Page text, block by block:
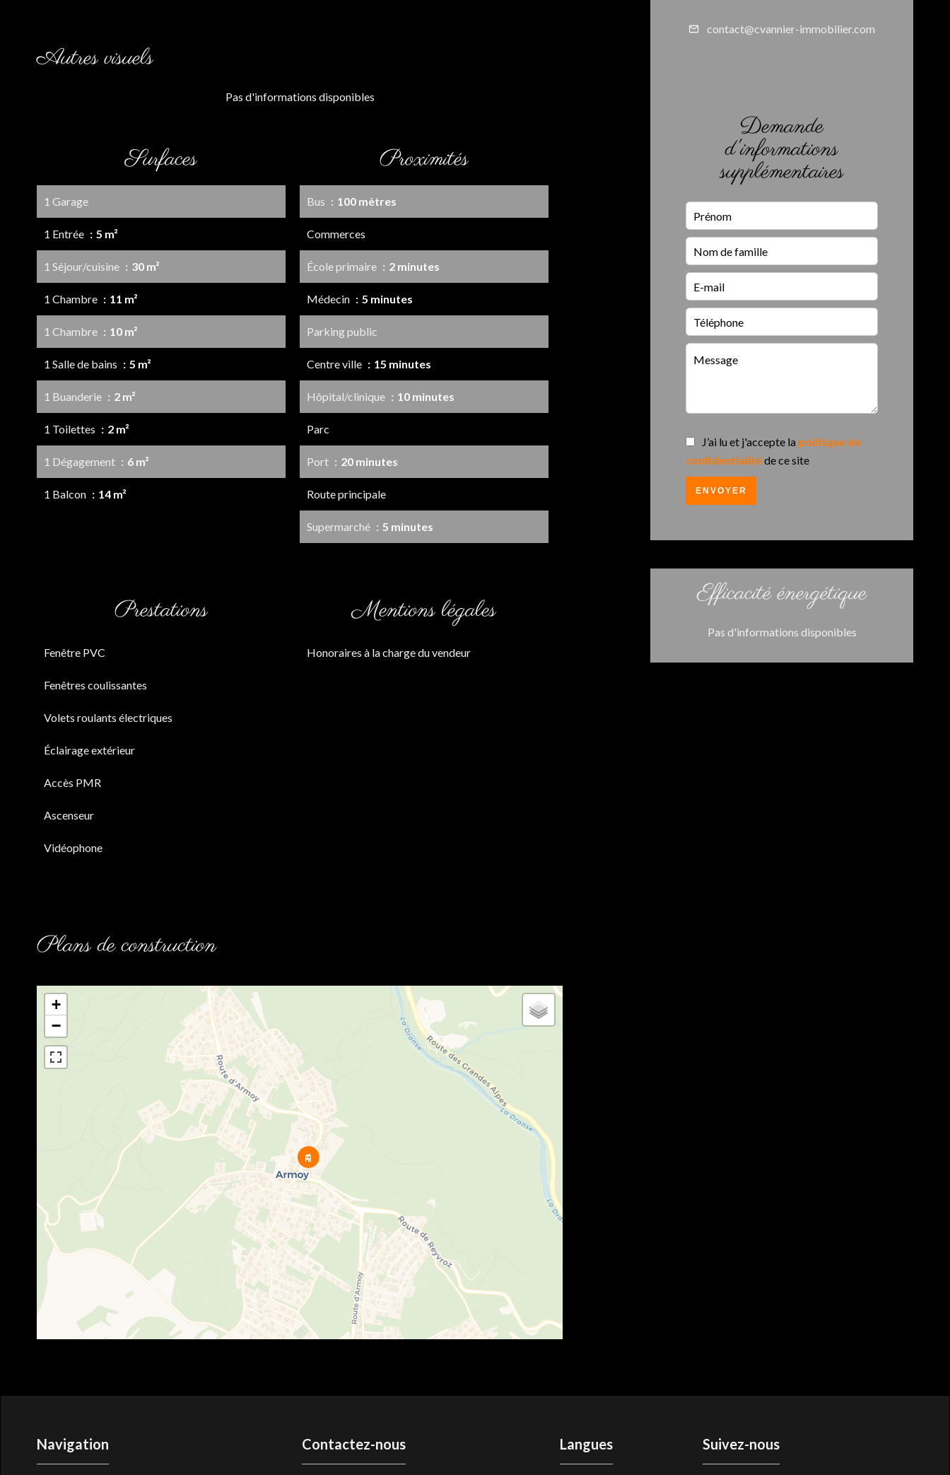
Autres visuels
Pas d'informations disponibles
Surfaces
1 Garage
1 Entrée 5 m²
1 Séjour/cuisine 30 m²
1 Chambre 11 m²
1 Chambre 10 m²
1 Salle de bains 5 m²
1 Buanderie 2 m²
1 Toilettes 2 m²
1 Dégagement 6 m²
1 Balcon 14 m²
Proximités
Bus 100 mètres
Commerces
École primaire 2 minutes
Médecin 5 minutes
Parking public
Centre ville 15 minutes
Hôpital/clinique 10 minutes
Parc
Port 20 minutes
Route principale
Supermarché 5 minutes
Prestations
Fenêtre PVC
Fenêtres coulissantes
Volets roulants électriques
Éclairage extérieur
Accès PMR
Ascenseur
Vidéophone
Mentions légales
Honoraires à la charge du vendeur
Plans de construction
+
−
contact@cvannier-immobilier.com
Demande
d'informations
supplémentaires
J’ai lu et j'accepte la politique de
confidentialitéde ce site
ENVOYER
Efficacité énergétique
Pas d'informations disponibles
Navigation Contactez-nous Langues Suivez-nous